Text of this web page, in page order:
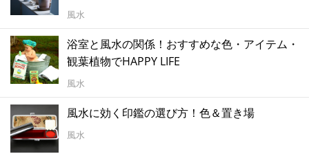
風水
浴室と風水の関係！おすすめな色・アイテム・
観葉植物でHAPPY LIFE
風水
風水に効く印鑑の選び方！色＆置き場
風水